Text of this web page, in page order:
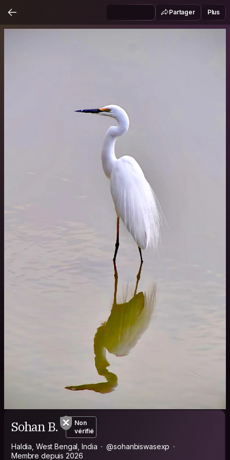
Partager Plus
Sohan B.
Non
vérifié
Haldia, West Bengal, India
@sohanbiswasexp
Membre depuis 2026